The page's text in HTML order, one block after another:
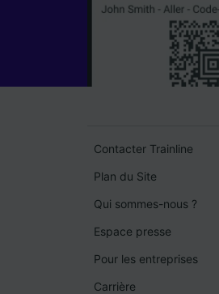
Contacter Trainline
Plan du Site
Qui sommes-nous ?
Espace presse
Pour les entreprises
Carrière